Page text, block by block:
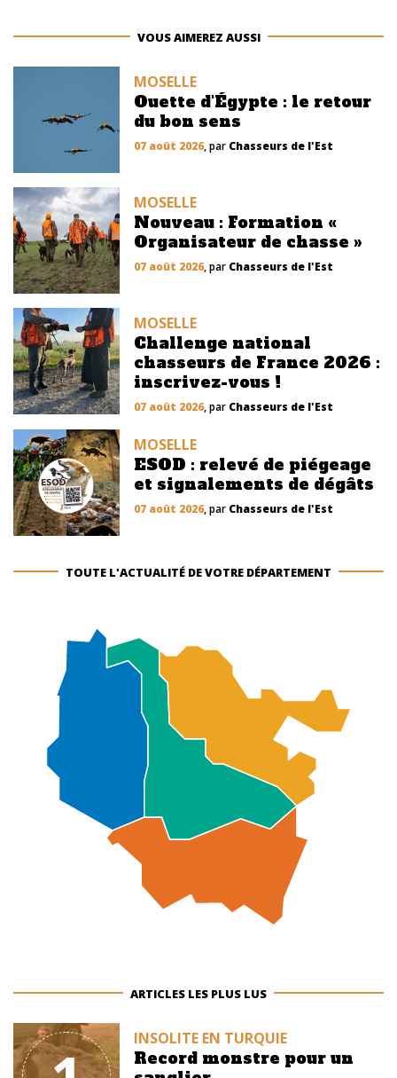
VOUS AIMEREZ AUSSI
MOSELLE
Ouette d'Égypte : le retour
du bon sens
07 août 2026, par Chasseurs de l'Est
MOSELLE
Nouveau : Formation «
Organisateur de chasse »
07 août 2026, par Chasseurs de l'Est
MOSELLE
Challenge national
chasseurs de France 2026 :
inscrivez-vous !
07 août 2026, par Chasseurs de l'Est
MOSELLE
ESOD : relevé de piégeage
et signalements de dégâts
07 août 2026, par Chasseurs de l'Est
TOUTE L'ACTUALITÉ DE VOTRE DÉPARTEMENT
ARTICLES LES PLUS LUS
INSOLITE EN TURQUIE
Record monstre pour un